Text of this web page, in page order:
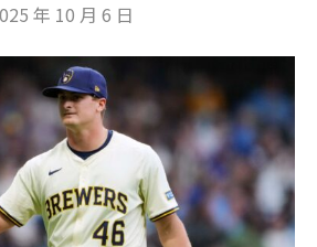
年 10 月 6 日